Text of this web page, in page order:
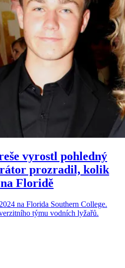
vyrostl pohledný
prozradil, kolik
Floridě
na Florida Southern College.
týmu vodních lyžařů.